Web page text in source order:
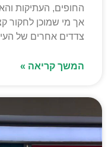
החופים, העתיקות
אך מי שמוכן לחקור
צדדים אחרים של
המשך קריאה »